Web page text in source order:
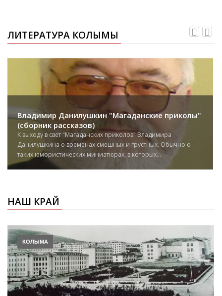
ЛИТЕРАТУРА КОЛЫМЫ
Владимир Данилушкин "Магаданские приколы"
(сборник рассказов)
К выходу в свет "Магаданских приколов" Владимира
Данилушкина о временах смешных и грустных. Обычно о
таких юмористических миниатюрах, в которых...
НАШ КРАЙ
КОЛЫМА